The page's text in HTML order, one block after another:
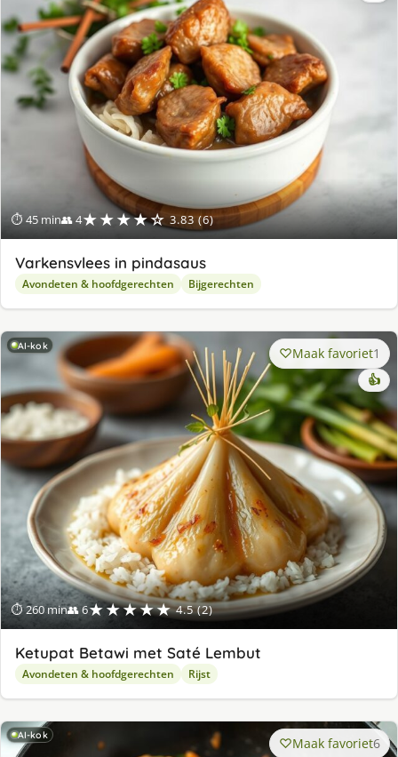
⏱ 45 min👥 4★★★★☆ 3.83 (6)
Varkensvlees in pindasaus
Avondeten & hoofdgerechten Bijgerechten
AI-kok
⏱ 260 min👥 6★★★★★ 4.5 (2)
Maak favoriet1
👍
Ketupat Betawi met Saté Lembut
Avondeten & hoofdgerechten Rijst
AI-kok Maak favoriet6